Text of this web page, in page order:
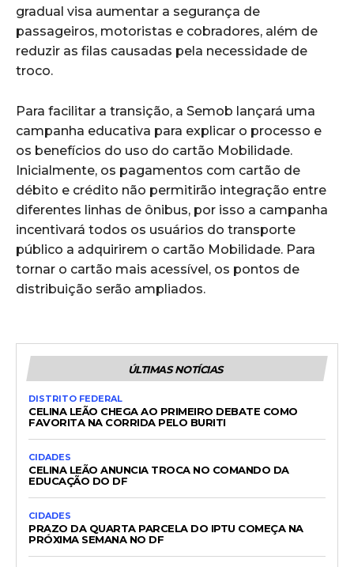
gradual visa aumentar a segurança de
passageiros, motoristas e cobradores, além de
reduzir as filas causadas pela necessidade de
troco.
Para facilitar a transição, a Semob lançará uma
campanha educativa para explicar o processo e
os benefícios do uso do cartão Mobilidade.
Inicialmente, os pagamentos com cartão de
débito e crédito não permitirão integração entre
diferentes linhas de ônibus, por isso a campanha
incentivará todos os usuários do transporte
público a adquirirem o cartão Mobilidade. Para
tornar o cartão mais acessível, os pontos de
distribuição serão ampliados.
ÚLTIMAS NOTÍCIAS
DISTRITO FEDERAL
CELINA LEÃO CHEGA AO PRIMEIRO DEBATE COMO
FAVORITA NA CORRIDA PELO BURITI
CIDADES
CELINA LEÃO ANUNCIA TROCA NO COMANDO DA
EDUCAÇÃO DO DF
CIDADES
PRAZO DA QUARTA PARCELA DO IPTU COMEÇA NA
PRÓXIMA SEMANA NO DF